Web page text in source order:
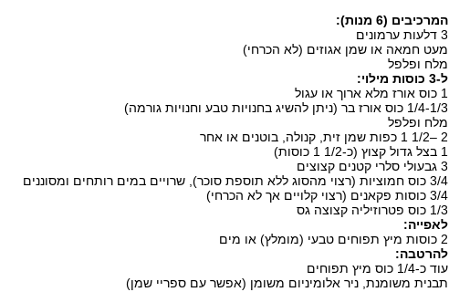
המרכיבים (6 מנות):
3 דלעות ערמונים
מעט חמאה או שמן אגוזים (לא הכרחי)
מלח ופלפל
ל-3 כוסות מילוי:
1 כוס אורז מלא ארוך או עגול
1/4-1/3 כוס אורז בר (ניתן להשיג בחנויות טבע וחנויות גורמה)
מלח ופלפל
2 –1/2 1 כפות שמן זית, קנולה, בוטנים או אחר
1 בצל גדול קצוץ (כ-1/2 1 כוסות)
3 גבעולי סלרי קטנים קצוצים
3/4 כוס חמוציות (רצוי מהסוג ללא תוספת סוכר), שרויים במים רותחים ומסוננים
3/4 כוסות פקאנים (רצוי קלויים אך לא הכרחי)
1/3 כוס פטרוזיליה קצוצה גס
לאפייה:
2 כוסות מיץ תפוחים טבעי (מומלץ) או מים
להרטבה:
עוד כ-1/4 כוס מיץ תפוחים
תבנית משומנת, ניר אלומיניום משומן (אפשר עם ספריי שמן)